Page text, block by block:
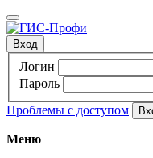
Вход
Логин
Пароль
Проблемы с доступом
Меню